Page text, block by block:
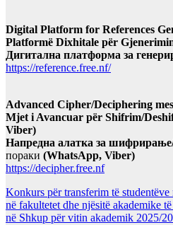
Digital Platform for References
Platformë Dixhitale për
Дигитална платформа за
https://reference.free.nf/
Advanced Cipher/Deciphering
Mjet i Avancuar për Shifrim/
Viber)
Напредна алатка за
пораки (WhatsApp, Viber)
https://decipher.free.nf
Konkurs për transferim të
në fakultetet dhe njësitë akademike
në Shkup për vitin akademik 2025/